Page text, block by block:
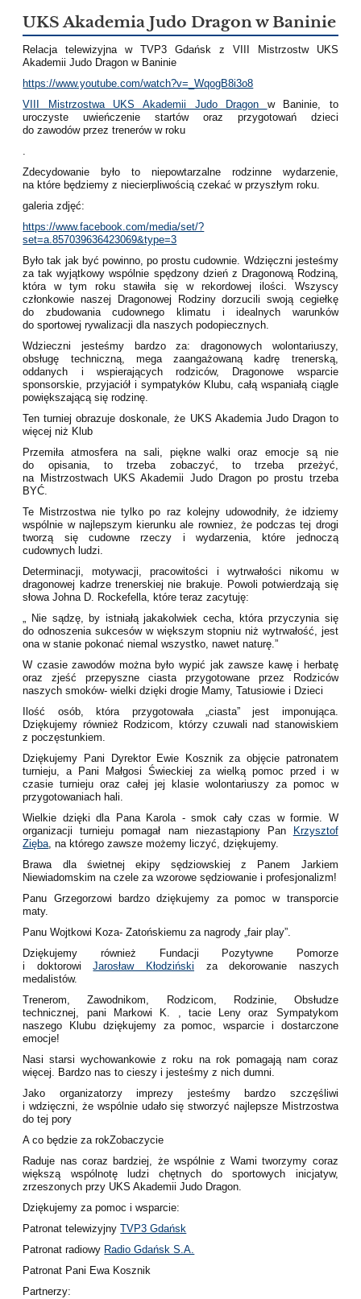
UKS Akademia Judo Dragon w Baninie
Relacja telewizyjna w TVP3 Gdańsk z VIII Mistrzostw UKS
Akademii Judo Dragon w Baninie
https://www.youtube.com/watch?v=_WqogB8i3o8
VIII Mistrzostwa UKS Akademii Judo Dragon
w Baninie, to
uroczyste uwieńczenie startów oraz przygotowań dzieci
do zawodów przez trenerów w roku
.
Zdecydowanie było to niepowtarzalne rodzinne wydarzenie,
na które będziemy z niecierpliwością czekać w przyszłym roku.
galeria zdjęć:
https://www.facebook.com/media/set/?
set=a.857039636423069&type=3
Było tak jak być powinno, po prostu cudownie. Wdzięczni jesteśmy
za tak wyjątkowy wspólnie spędzony dzień z Dragonową Rodziną,
która w tym roku stawiła się w rekordowej ilości.
Wszyscy
członkowie naszej
Dragonowej Rodziny dorzucili swoją cegiełkę
do zbudowania cudownego klimatu i idealnych warunków
do sportowej rywalizacji dla naszych podopiecznych.
Wdzieczni jesteśmy bardzo za: dragonowych wolontariuszy,
obsługę techniczną, mega zaangażowaną kadrę trenerską,
oddanych i wspierających rodziców, Dragonowe wsparcie
sponsorskie, przyjaciół i sympatyków Klubu, całą wspaniałą ciągle
powiększającą się rodzinę.
Ten turniej obrazuje doskonale, że UKS Akademia Judo Dragon to
więcej niż Klub
Przemiła atmosfera na sali, piękne walki oraz emocje są nie
do opisania, to trzeba zobaczyć, to trzeba przeżyć,
na Mistrzostwach UKS Akademii Judo Dragon po prostu trzeba
BYĆ.
Te Mistrzostwa nie tylko po raz kolejny udowodniły, że idziemy
wspólnie w najlepszym kierunku ale rowniez, że podczas tej drogi
tworzą się cudowne rzeczy i wydarzenia, które jednoczą
cudownych ludzi.
Determinacji, motywacji, pracowitości i wytrwałości nikomu w
dragonowej kadrze trenerskiej nie brakuje. Powoli potwierdzają się
słowa Johna D. Rockefella, które teraz zacytuję:
„ Nie sądzę, by istniałą jakakolwiek cecha, która przyczynia się
do odnoszenia sukcesów w większym stopniu niż wytrwałość, jest
ona w stanie pokonać niemal wszystko, nawet naturę.”
W czasie zawodów można było wypić jak zawsze kawę i herbatę
oraz zjeść przepyszne ciasta przygotowane przez Rodziców
naszych smoków- wielki dzięki drogie Mamy, Tatusiowie i Dzieci
Ilość osób, która przygotowała „ciasta” jest imponująca.
Dziękujemy również Rodzicom, którzy czuwali nad stanowiskiem
z poczęstunkiem.
Dziękujemy Pani Dyrektor Ewie Kosznik za objęcie patronatem
turnieju, a Pani Małgosi Świeckiej
za wielką pomoc przed i w
czasie turnieju oraz całej jej klasie wolontariuszy za pomoc w
przygotowaniach hali.
Wielkie dzięki dla Pana Karola - smok cały czas w formie. W
organizacji turnieju pomagał nam niezastąpiony Pan
Krzysztof
Zięba, na którego zawsze możemy liczyć, dziękujemy.
Brawa dla świetnej ekipy sędziowskiej z Panem Jarkiem
Niewiadomskim na czele za wzorowe sędziowanie i profesjonalizm!
Panu Grzegorzowi bardzo dziękujemy za pomoc w transporcie
maty.
Panu Wojtkowi Koza- Zatońskiemu za nagrody „fair play”.
Dziękujemy również Fundacji Pozytywne Pomorze
i doktorowi
Jarosław Kłodziński
za dekorowanie naszych
medalistów.
Trenerom, Zawodnikom, Rodzicom, Rodzinie, Obsłudze
technicznej, pani Markowi K. , tacie Leny oraz Sympatykom
naszego Klubu dziękujemy za pomoc, wsparcie i dostarczone
emocje!
Nasi starsi wychowankowie z roku na rok pomagają nam coraz
więcej. Bardzo nas to cieszy i jesteśmy z nich dumni.
Jako organizatorzy imprezy jesteśmy bardzo szczęśliwi
i wdzięczni, że wspólnie udało się stworzyć najlepsze Mistrzostwa
do tej pory
A co będzie za rokZobaczycie
Raduje nas coraz bardziej, że wspólnie z Wami tworzymy coraz
większą wspólnotę ludzi chętnych do sportowych inicjatyw,
zrzeszonych przy UKS Akademii Judo Dragon.
Dziękujemy za pomoc i wsparcie:
Patronat telewizyjny TVP3 Gdańsk
Patronat radiowy Radio Gdańsk S.A.
Patronat Pani Ewa Kosznik
Partnerzy: